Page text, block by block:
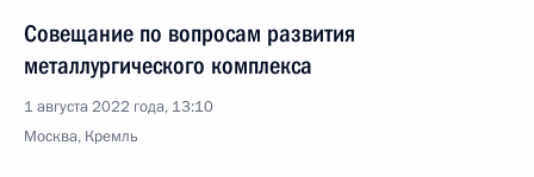
Совещание по вопросам развития
металлургического комплекса
1 августа 2022 года, 13:10
Москва, Кремль